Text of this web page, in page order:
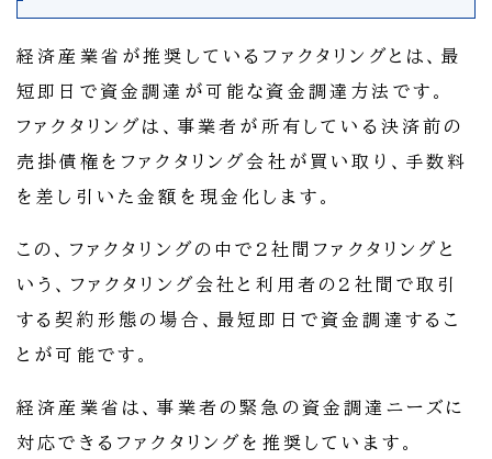
経済産業省が推奨しているファクタリングとは、最
短即日で資金調達が可能な資金調達方法です。
ファクタリングは、事業者が所有している決済前の
売掛債権をファクタリング会社が買い取り、手数料
を差し引いた金額を現金化します。
この、ファクタリングの中で2社間ファクタリングと
いう、ファクタリング会社と利用者の2社間で取引
する契約形態の場合、最短即日で資金調達するこ
とが可能です。
経済産業省は、事業者の緊急の資金調達ニーズに
対応できるファクタリングを推奨しています。